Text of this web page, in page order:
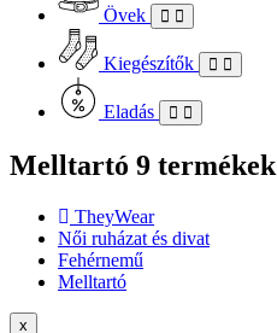
Övek
Kiegészítők
Eladás
Melltartó 9 termékek
TheyWear
Női ruházat és divat
Fehérnemű
Melltartó
x